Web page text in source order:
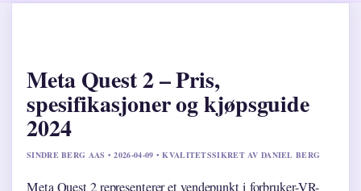
Meta Quest 2 – Pris,
spesifikasjoner og kjøpsguide
2024
SINDRE BERG AAS • 2026-04-09 • KVALITETSSIKRET AV DANIEL BERG
Meta Quest 2 representerer et vendepunkt i forbruker-VR-